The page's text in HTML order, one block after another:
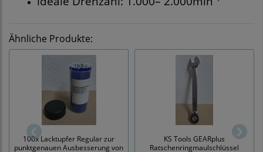
Ähnliche Produkte:
100x Lacktupfer Regular zur
punktgenauen Ausbesserung von
KS Tools GEARplus
Ratschenringmaulschlüssel